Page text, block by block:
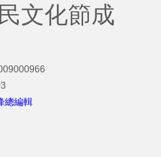
文化節成
總編輯